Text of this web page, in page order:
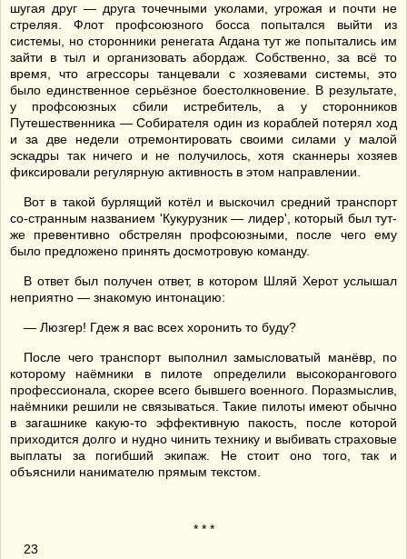
шугая друг — друга точечными уколами, угрожая и почти не
стреляя. Флот профсоюзного босса попытался выйти из
системы, но сторонники ренегата Агдана тут же попытались им
зайти в тыл и организовать абордаж. Собственно, за всё то
время, что агрессоры танцевали с хозяевами системы, это
было единственное серьёзное боестолкновение. В результате,
у профсоюзных сбили истребитель, а у сторонников
Путешественника — Собирателя один из кораблей потерял ход
и за две недели отремонтировать своими силами у малой
эскадры так ничего и не получилось, хотя сканнеры хозяев
фиксировали регулярную активность в этом направлении.
Вот в такой бурлящий котёл и выскочил средний транспорт
со-странным названием 'Кукурузник — лидер', который был тут-
же превентивно обстрелян профсоюзными, после чего ему
было предложено принять досмотровую команду.
В ответ был получен ответ, в котором Шляй Херот услышал
неприятно — знакомую интонацию:
— Люзгер! Гдеж я вас всех хоронить то буду?
После чего транспорт выполнил замысловатый манёвр, по
которому наёмники в пилоте определили высокорангового
профессионала, скорее всего бывшего военного. Поразмыслив,
наёмники решили не связываться. Такие пилоты имеют обычно
в загашнике какую-то эффективную пакость, после которой
приходится долго и нудно чинить технику и выбивать страховые
выплаты за погибший экипаж. Не стоит оно того, так и
объяснили нанимателю прямым текстом.
* * *
23